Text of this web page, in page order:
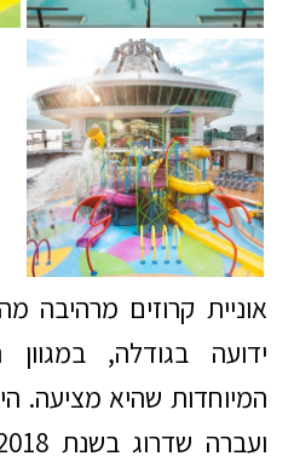
אוניית קרוזים מרהיבה
ידועה בגודלה, במגוון